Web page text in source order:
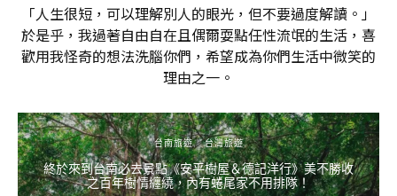
「人生很短，可以理解別人的眼光，但不要過度解讀。」
於是乎，我過著自由自在且偶爾耍點任性流氓的生活，喜
歡用我怪奇的想法洗腦你們，希望成為你們生活中微笑的
理由之一。
台南旅遊 台灣旅遊
終於來到台南必去景點《安平樹屋＆德記洋行》美不勝收
之百年樹情纏繞，內有蜷尾家不用排隊！